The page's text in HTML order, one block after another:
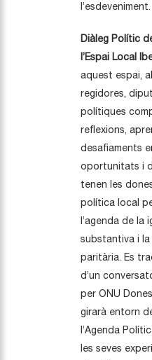
l’esdeveniment.
Diàleg Polític
l’Espai Local
aquest espai,
regidores,
polítiques
reflexions,
desafiaments
oportunitats i
tenen les
política local
l’agenda de la
substantiva i
paritària. Es
d’un
per ONU
girarà entorn
l’Agenda
les seves